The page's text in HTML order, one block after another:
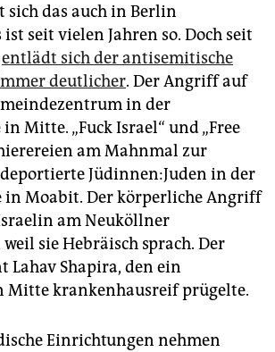
sich das auch in Berlin
seit vielen Jahren so. Doch seit
entlädt sich der antisemitische
deutlicher. Der Angriff auf
in der
Mitte. „Fuck Israel“ und „Free
am Mahnmal zur
Jü­din­nen:­Ju­den in der
in Moabit. Der körperliche Angriff
am Neuköllner
sie Hebräisch sprach. Der
Lahav Shapira, den ein
Mitte krankenhausreif prügelte.
Einrichtungen nehmen